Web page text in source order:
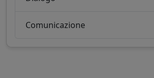
Comunicazione